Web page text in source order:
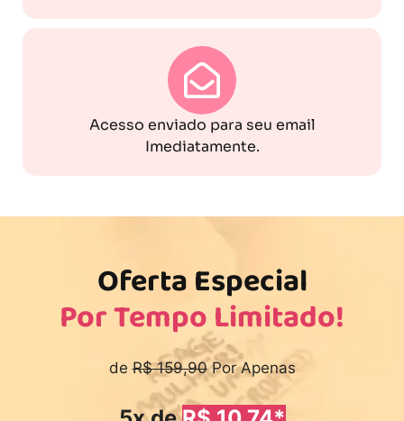
Acesso enviado para seu email
Imediatamente.
Oferta Especial
Por Tempo Limitado!
deR$ 159,90Por Apenas